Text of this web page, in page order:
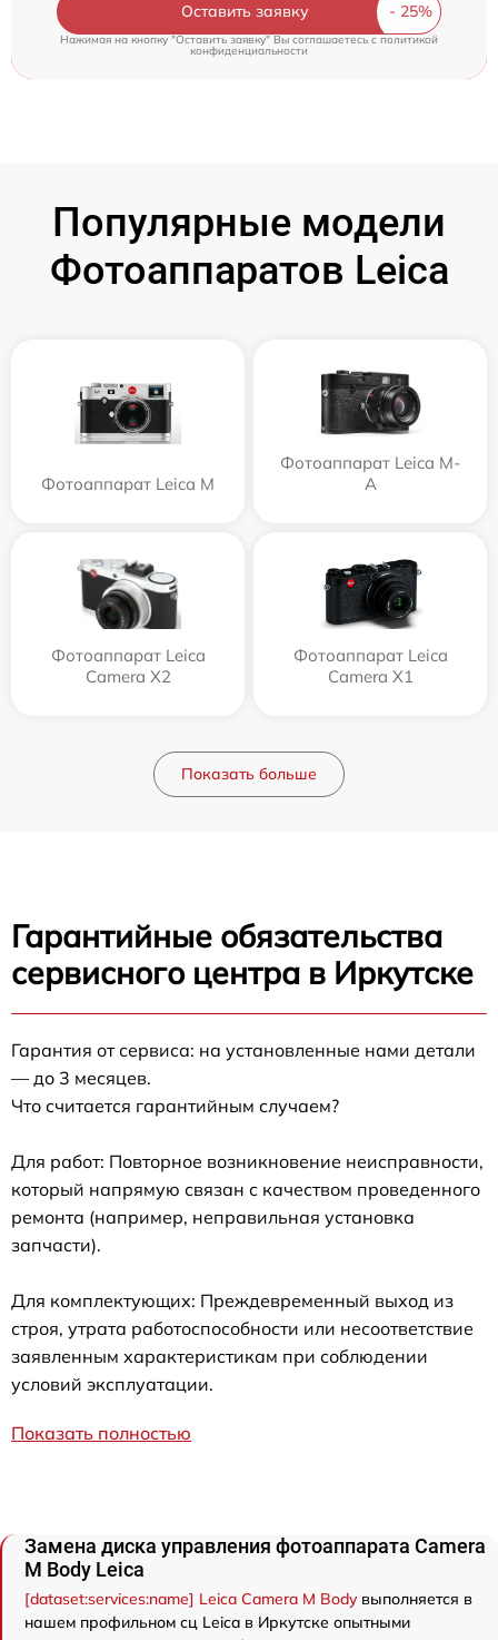
Оставить заявку
Нажимая на кнопку "Оставить заявку" Вы соглашаетесь c политикой
конфиденциальности
Популярные модели
Фотоаппаратов Leica
Фотоаппарат Leica M
Фотоаппарат Leica M-
A
Фотоаппарат Leica
Camera X2
Фотоаппарат Leica
Camera X1
Показать больше
Гарантийные обязательства
сервисного центра в Иркутске
Гарантия от сервиса: на установленные нами детали
— до 3 месяцев.
Что считается гарантийным случаем?
Для работ: Повторное возникновение неисправности,
который напрямую связан с качеством проведенного
ремонта (например, неправильная установка
запчасти).
Для комплектующих: Преждевременный выход из
строя, утрата работоспособности или несоответствие
заявленным характеристикам при соблюдении
условий эксплуатации.
Показать полностью
Замена диска управления фотоаппарата Camera
M Body Leica
[dataset:services:name] Leica Camera M Bodyвыполняется в
нашем профильном сц Leica в Иркутске опытными